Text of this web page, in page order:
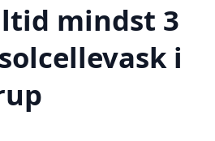
mindst 3
i